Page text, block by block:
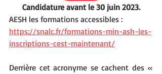
Candidature avant le 30 juin 2023.
AESH les formations accessibles :
https://snalc.fr/formations-min-ash-les-
inscriptions-cest-maintenant/
Derrière cet acronyme se cachent des «